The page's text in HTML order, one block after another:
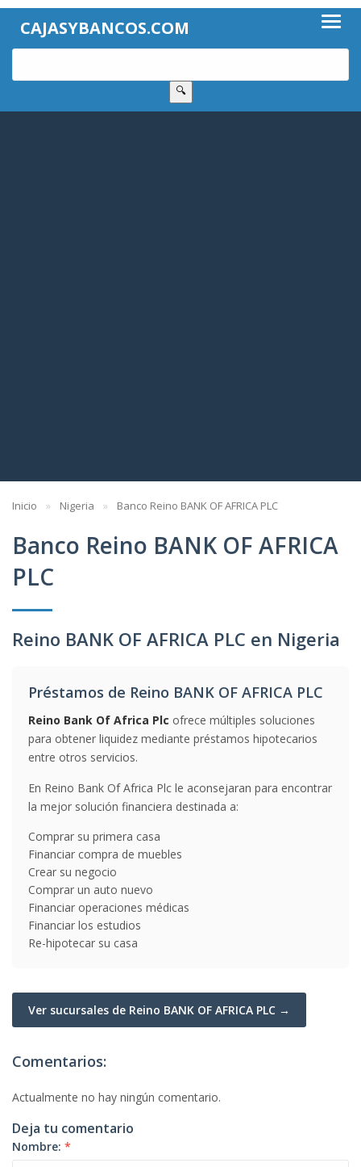
CAJASYBANCOS.COM
🔍
Inicio Nigeria Banco Reino BANK OF AFRICA PLC
Banco Reino BANK OF AFRICA
PLC
Reino BANK OF AFRICA PLC en Nigeria
Préstamos de Reino BANK OF AFRICA PLC
Reino Bank Of Africa Plc ofrece múltiples soluciones
para obtener liquidez mediante préstamos hipotecarios
entre otros servicios.
En Reino Bank Of Africa Plc le aconsejaran para encontrar
la mejor solución financiera destinada a:
Comprar su primera casa
Financiar compra de muebles
Crear su negocio
Comprar un auto nuevo
Financiar operaciones médicas
Financiar los estudios
Re-hipotecar su casa
Ver sucursales de Reino BANK OF AFRICA PLC →
Comentarios:
Actualmente no hay ningún comentario.
Deja tu comentario
Nombre: *